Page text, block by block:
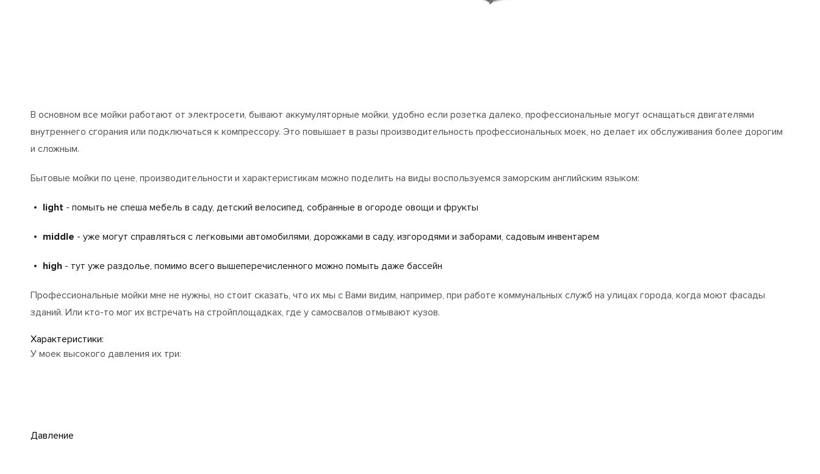
В основном все мойки работают от электросети, бывают аккумуляторные мойки, удобно если розетка далеко, профессиональные могут оснащаться двигателями
внутреннего сгорания или подключаться к компрессору. Это повышает в разы производительность профессиональных моек, но делает их обслуживания более дорогим
и сложным.
Бытовые мойки по цене, производительности и характеристикам можно поделить на виды воспользуемся заморским английским языком:
light - помыть не спеша мебель в саду, детский велосипед, собранные в огороде овощи и фрукты
middle - уже могут справляться с легковыми автомобилями, дорожками в саду, изгородями и заборами, садовым инвентарем
high - тут уже раздолье, помимо всего вышеперечисленного можно помыть даже бассейн
Профессиональные мойки мне не нужны, но стоит сказать, что их мы с Вами видим, например, при работе коммунальных служб на улицах города, когда моют фасады
зданий. Или кто-то мог их встречать на стройплощадках, где у самосвалов отмывают кузов.
Характеристики:
У моек высокого давления их три:
Давление